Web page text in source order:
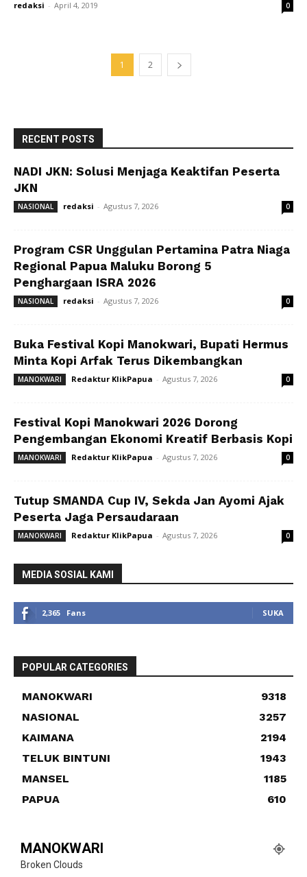
redaksi - April 4, 2019 0
1 2
RECENT POSTS
NADI JKN: Solusi Menjaga Keaktifan Peserta
JKN
NASIONAL redaksi - Agustus 7, 2026 0
Program CSR Unggulan Pertamina Patra Niaga
Regional Papua Maluku Borong 5
Penghargaan ISRA 2026
NASIONAL redaksi - Agustus 7, 2026 0
Buka Festival Kopi Manokwari, Bupati Hermus
Minta Kopi Arfak Terus Dikembangkan
MANOKWARI Redaktur KlikPapua - Agustus 7, 2026 0
Festival Kopi Manokwari 2026 Dorong
Pengembangan Ekonomi Kreatif Berbasis Kopi
MANOKWARI Redaktur KlikPapua - Agustus 7, 2026 0
Tutup SMANDA Cup IV, Sekda Jan Ayomi Ajak
Peserta Jaga Persaudaraan
MANOKWARI Redaktur KlikPapua - Agustus 7, 2026 0
MEDIA SOSIAL KAMI
2,365 Fans SUKA
POPULAR CATEGORIES
MANOKWARI
9318
NASIONAL
3257
KAIMANA
2194
TELUK BINTUNI
1943
MANSEL
1185
PAPUA
610
MANOKWARI
Broken Clouds